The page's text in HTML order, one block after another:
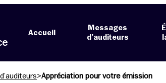
Accueil
Messages
d’auditeurs
>Appréciation pour votre émission